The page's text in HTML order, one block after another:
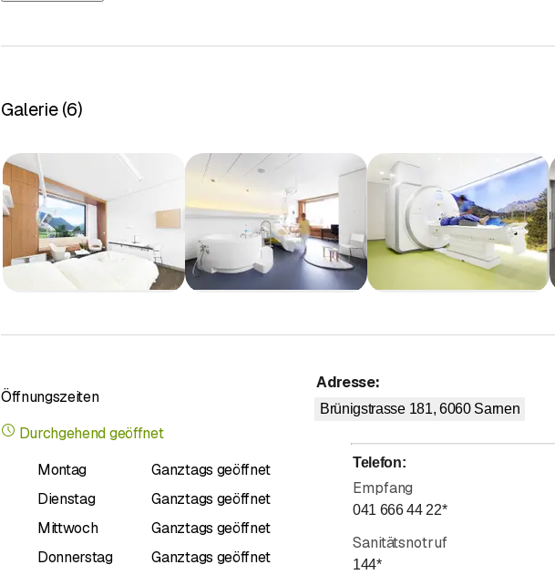
einladenden Empfang mit Restaurant und Begegnungszone unterstützt unsere
Galerie (6)
Öffnungszeiten
Durchgehend geöffnet
Montag
Ganztags geöffnet
Dienstag
Ganztags geöffnet
Mittwoch
Ganztags geöffnet
Donnerstag
Ganztags geöffnet
Adresse:
Brünigstrasse 181, 6060 Sarnen
Telefon:
Empfang
041 666 44 22*
Sanitätsnotruf
144*